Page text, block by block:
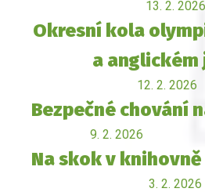
13. 2. 2026
Okresní kola
a anglickém
12. 2. 2026
Bezpečné chování
9. 2. 2026
Na skok v knihovně
3. 2. 2026